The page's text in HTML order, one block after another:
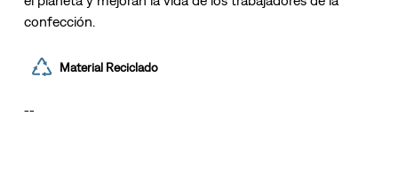
confección.
Material Reciclado
--